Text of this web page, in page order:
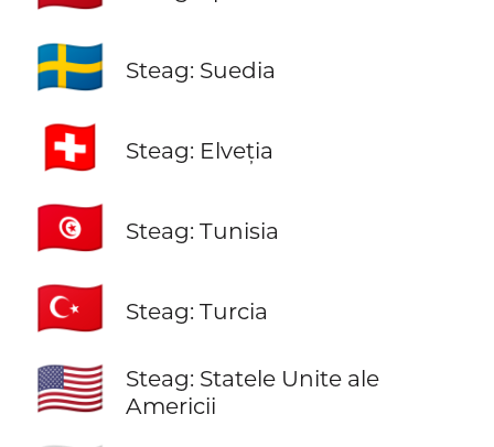
🇸🇪 Steag: Suedia
🇨🇭 Steag: Elveția
🇹🇳 Steag: Tunisia
🇹🇷 Steag: Turcia
🇺🇸
Steag: Statele Unite ale
Americii